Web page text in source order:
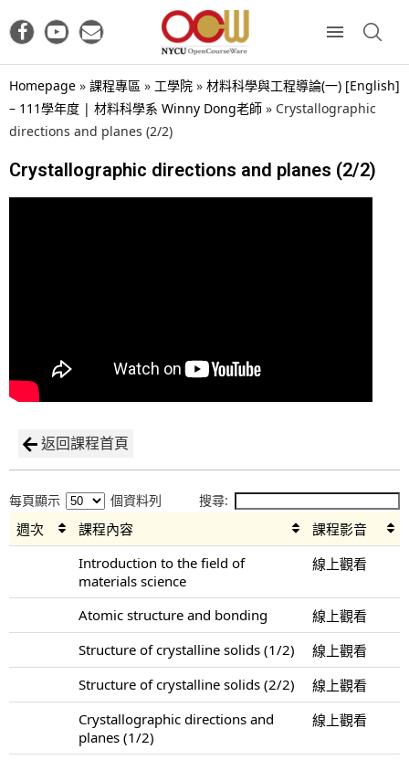
Homepage » 課程專區 » 工學院 » 材料科學與工程導論(一) [English]
– 111學年度 | 材料科學系 Winny Dong老師 » Crystallographic
directions and planes (2/2)
Crystallographic directions and planes (2/2)
返回課程首頁
每頁顯示 個資料列 搜尋:
週次 課程內容
課程影音
Introduction to the field of
materials science
線上觀看
Atomic structure and bonding
線上觀看
Structure of crystalline solids (1/2)
線上觀看
Structure of crystalline solids (2/2)
線上觀看
Crystallographic directions and
planes (1/2)
線上觀看